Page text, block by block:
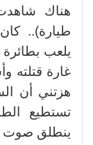
هناك
طيارة)..
يلعب بطائرة
غارة قتلته
هزتني أن
تستطيع
ينطلق صوت